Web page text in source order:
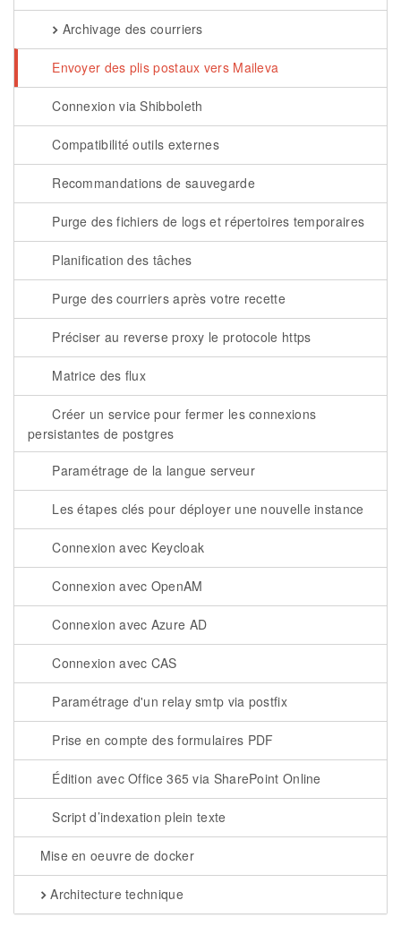
Archivage des courriers
Envoyer des plis postaux vers Maileva
Connexion via Shibboleth
Compatibilité outils externes
Recommandations de sauvegarde
Purge des fichiers de logs et répertoires temporaires
Planification des tâches
Purge des courriers après votre recette
Préciser au reverse proxy le protocole https
Matrice des flux
Créer un service pour fermer les connexions
persistantes de postgres
Paramétrage de la langue serveur
Les étapes clés pour déployer une nouvelle instance
Connexion avec Keycloak
Connexion avec OpenAM
Connexion avec Azure AD
Connexion avec CAS
Paramétrage d'un relay smtp via postfix
Prise en compte des formulaires PDF
Édition avec Office 365 via SharePoint Online
Script d’indexation plein texte
Mise en oeuvre de docker
Architecture technique